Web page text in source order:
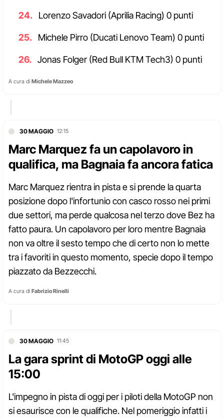
Lorenzo Savadori (Aprilia Racing) 0 punti
Michele Pirro (Ducati Lenovo Team) 0 punti
Jonas Folger (Red Bull KTM Tech3) 0 punti
A cura di Michele Mazzeo
30 MAGGIO 12:15
Marc Marquez fa un capolavoro in
qualifica, ma Bagnaia fa ancora fatica
Marc Marquez rientra in pista e si prende la quarta
posizione dopo l'infortunio con casco rosso nei primi
due settori, ma perde qualcosa nel terzo dove Bez ha
fatto paura. Un capolavoro per loro mentre Bagnaia
non va oltre il sesto tempo che di certo non lo mette
tra i favoriti in questo momento, specie dopo il tempo
piazzato da Bezzecchi.
A cura di Fabrizio Rinelli
30 MAGGIO 11:45
La gara sprint di MotoGP oggi alle
15:00
L'impegno in pista di oggi per i piloti della MotoGP non
si esaurisce con le qualifiche. Nel pomeriggio infatti i